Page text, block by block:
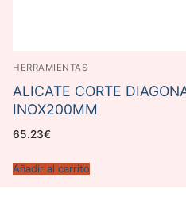
HERRAMIENTAS
ALICATE CORTE
INOX200MM
65.23€
Añadir al carrito